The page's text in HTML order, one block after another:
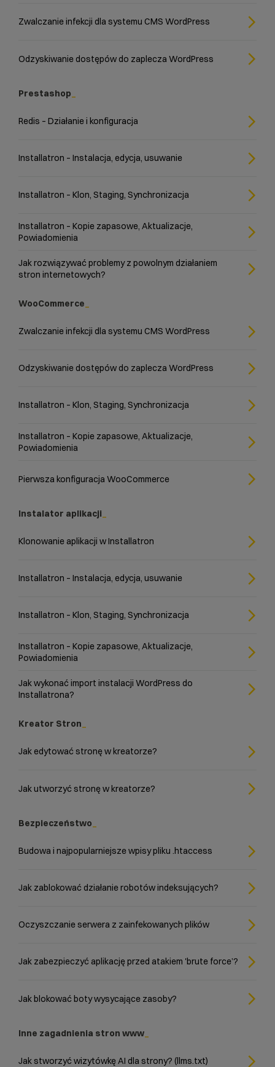
Zwalczanie infekcji dla systemu CMS WordPress
Odzyskiwanie dostępów do zaplecza WordPress
Prestashop
Redis – Działanie i konfiguracja
Installatron – Instalacja, edycja, usuwanie
Installatron – Klon, Staging, Synchronizacja
Installatron – Kopie zapasowe, Aktualizacje,
Powiadomienia
Jak rozwiązywać problemy z powolnym działaniem
stron internetowych?
WooCommerce
Zwalczanie infekcji dla systemu CMS WordPress
Odzyskiwanie dostępów do zaplecza WordPress
Installatron – Klon, Staging, Synchronizacja
Installatron – Kopie zapasowe, Aktualizacje,
Powiadomienia
Pierwsza konfiguracja WooCommerce
Instalator aplikacji
Klonowanie aplikacji w Installatron
Installatron – Instalacja, edycja, usuwanie
Installatron – Klon, Staging, Synchronizacja
Installatron – Kopie zapasowe, Aktualizacje,
Powiadomienia
Jak wykonać import instalacji WordPress do
Installatrona?
Kreator Stron
Jak edytować stronę w kreatorze?
Jak utworzyć stronę w kreatorze?
Bezpieczeństwo
Budowa i najpopularniejsze wpisy pliku .htaccess
Jak zablokować działanie robotów indeksujących?
Oczyszczanie serwera z zainfekowanych plików
Jak zabezpieczyć aplikację przed atakiem 'brute force’?
Jak blokować boty wysycające zasoby?
Inne zagadnienia stron www
Jak stworzyć wizytówkę AI dla strony? (llms.txt)